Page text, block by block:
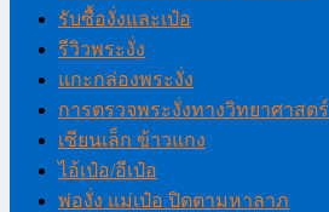
รับซื้องั่งและเป๋อ
รีวิวพระงั่ง
แกะกล่องพระงั่ง
การตรวจพระงั่งทางวิทยาศาสตร์
เซียนเล็ก ข้าวแกง
ไอ้เป๋อ/อีเป๋อ
พ่องั่ง แม่เป๋อ ปิดตามหาลาภ